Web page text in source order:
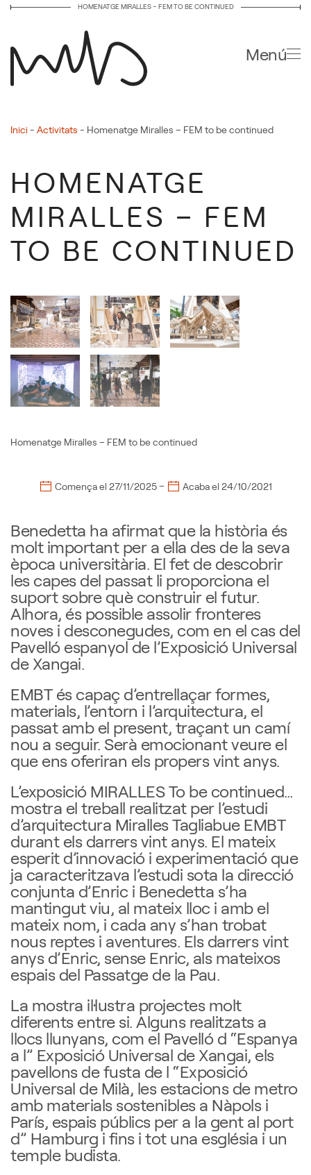
Skip to main content
HOMENATGE MIRALLES – FEM TO BE CONTINUED
Menú
Inici- Activitats - Homenatge Miralles – FEM to be continued
HOMENATGE
MIRALLES – FEM
TO BE CONTINUED
Homenatge Miralles – FEM to be continued
Comença el 27/11/2025– Acaba el 24/10/2021
Benedetta ha afirmat que la història és
molt important per a ella des de la seva
època universitària. El fet de descobrir
les capes del passat li proporciona el
suport sobre què construir el futur.
Alhora, és possible assolir fronteres
noves i desconegudes, com en el cas del
Pavelló espanyol de l’Exposició Universal
de Xangai.
EMBT és capaç d’entrellaçar formes,
materials, l’entorn i l’arquitectura, el
passat amb el present, traçant un camí
nou a seguir. Serà emocionant veure el
que ens oferiran els propers vint anys.
L’exposició MIRALLES To be continued…
mostra el treball realitzat per l’estudi
d’arquitectura Miralles Tagliabue EMBT
durant els darrers vint anys. El mateix
esperit d’innovació i experimentació que
ja caracteritzava l’estudi sota la direcció
conjunta d’Enric i Benedetta s’ha
mantingut viu, al mateix lloc i amb el
mateix nom, i cada any s’han trobat
nous reptes i aventures. Els darrers vint
anys d’Enric, sense Enric, als mateixos
espais del Passatge de la Pau.
La mostra il·lustra projectes molt
diferents entre si. Alguns realitzats a
llocs llunyans, com el Pavelló d “Espanya
a l” Exposició Universal de Xangai, els
pavellons de fusta de l “Exposició
Universal de Milà, les estacions de metro
amb materials sostenibles a Nàpols i
París, espais públics per a la gent al port
d” Hamburg i fins i tot una església i un
temple budista.